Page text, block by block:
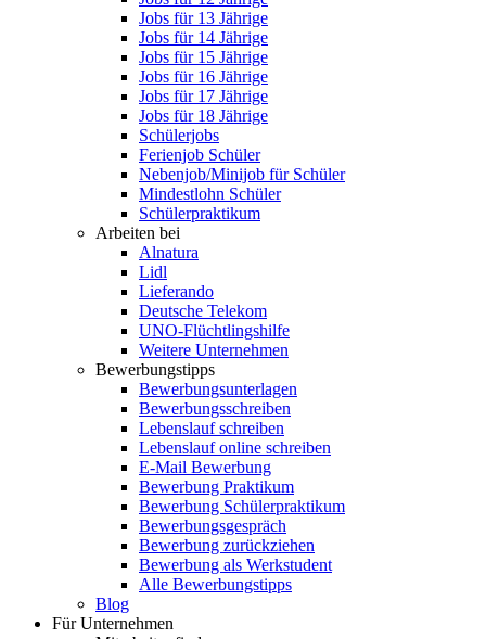
Jobs für 13 Jährige
Jobs für 14 Jährige
Jobs für 15 Jährige
Jobs für 16 Jährige
Jobs für 17 Jährige
Jobs für 18 Jährige
Schülerjobs
Ferienjob Schüler
Nebenjob/Minijob für Schüler
Mindestlohn Schüler
Schülerpraktikum
Arbeiten bei
Alnatura
Lidl
Lieferando
Deutsche Telekom
UNO-Flüchtlingshilfe
Weitere Unternehmen
Bewerbungstipps
Bewerbungsunterlagen
Bewerbungsschreiben
Lebenslauf schreiben
Lebenslauf online schreiben
E-Mail Bewerbung
Bewerbung Praktikum
Bewerbung Schülerpraktikum
Bewerbungsgespräch
Bewerbung zurückziehen
Bewerbung als Werkstudent
Alle Bewerbungstipps
Blog
Für Unternehmen